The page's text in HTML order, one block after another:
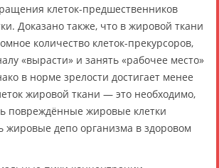
клеток-предшественников
Доказано также, что в жировой ткани
количество клеток-прекурсоров,
«вырасти» и занять «рабочее место»
в норме зрелости достигает менее
жировой ткани — это необходимо,
повреждённые жировые клетки
жировые депо организма в здоровом